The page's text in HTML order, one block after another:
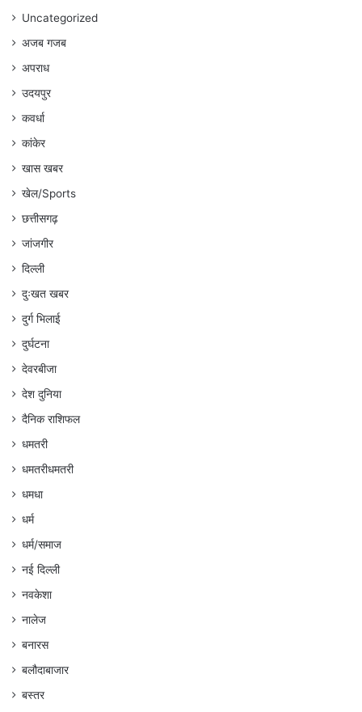
Uncategorized
अजब गजब
अपराध
उदयपुर
कवर्धा
कांकेर
खास खबर
खेल/Sports
छत्तीसगढ़
जांजगीर
दिल्ली
दुःखत खबर
दुर्ग भिलाई
दुर्घटना
देवरबीजा
देश दुनिया
दैनिक राशिफल
धमतरी
धमतरीधमतरी
धमधा
धर्म
धर्म/समाज
नई दिल्ली
नवकेशा
नालेज
बनारस
बलौदाबाजार
बस्तर